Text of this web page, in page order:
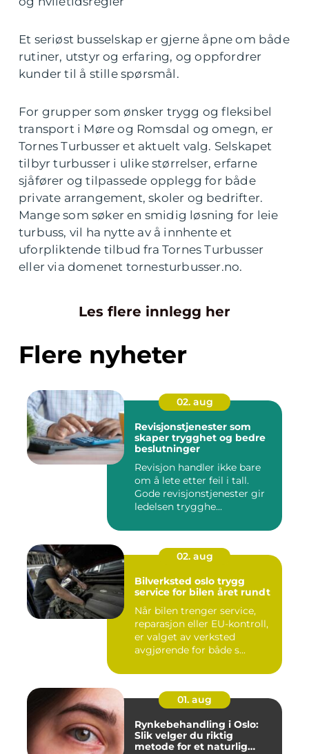
Et seriøst busselskap er gjerne åpne om både
rutiner, utstyr og erfaring, og oppfordrer
kunder til å stille spørsmål.
For grupper som ønsker trygg og fleksibel
transport i Møre og Romsdal og omegn, er
Tornes Turbusser et aktuelt valg. Selskapet
tilbyr turbusser i ulike størrelser, erfarne
sjåfører og tilpassede opplegg for både
private arrangement, skoler og bedrifter.
Mange som søker en smidig løsning for leie
turbuss, vil ha nytte av å innhente et
uforpliktende tilbud fra Tornes Turbusser
eller via domenet tornesturbusser.no.
Les flere innlegg her
Flere nyheter
02. aug
Revisjonstjenester som
skaper trygghet og bedre
beslutninger
Revisjon handler ikke bare
om å lete etter feil i tall.
Gode revisjonstjenester gir
ledelsen trygghe...
02. aug
Bilverksted oslo trygg
service for bilen året rundt
Når bilen trenger service,
reparasjon eller EU-kontroll,
er valget av verksted
avgjørende for både s...
01. aug
Rynkebehandling i Oslo:
Slik velger du riktig
metode for et naturlig